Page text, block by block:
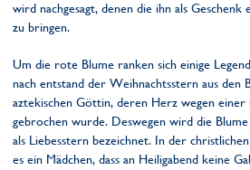
wird nachgesagt, denen die ihn als
zu bringen.
Um die rote Blume ranken sich einige
nach entstand der Weihnachtsstern aus den
aztekischen Göttin, deren Herz wegen
gebrochen wurde. Deswegen wird die Blume
als Liebesstern bezeichnet. In der
es ein Mädchen, dass an Heiligabend keine